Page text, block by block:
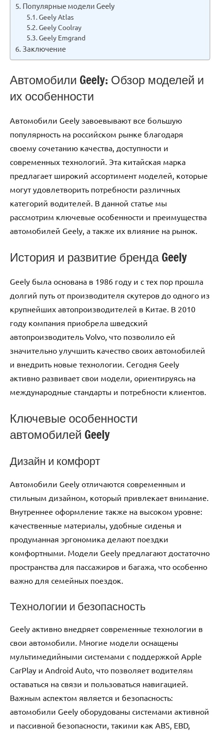
Популярные модели Geely
Geely Atlas
Geely Coolray
Geely Emgrand
Заключение
Автомобили Geely: Обзор моделей и
их особенности
Автомобили Geely завоевывают все большую
популярность на российском рынке благодаря
своему сочетанию качества, доступности и
современных технологий. Эта китайская марка
предлагает широкий ассортимент моделей, которые
могут удовлетворить потребности различных
категорий водителей. В данной статье мы
рассмотрим ключевые особенности и преимущества
автомобилей Geely, а также их влияние на рынок.
История и развитие бренда Geely
Geely была основана в 1986 году и с тех пор прошла
долгий путь от производителя скутеров до одного из
крупнейших автопроизводителей в Китае. В 2010
году компания приобрела шведский
автопроизводитель Volvo, что позволило ей
значительно улучшить качество своих автомобилей
и внедрить новые технологии. Сегодня Geely
активно развивает свои модели, ориентируясь на
международные стандарты и потребности клиентов.
Ключевые особенности
автомобилей Geely
Дизайн и комфорт
Автомобили Geely отличаются современным и
стильным дизайном, который привлекает внимание.
Внутреннее оформление также на высоком уровне:
качественные материалы, удобные сиденья и
продуманная эргономика делают поездки
комфортными. Модели Geely предлагают достаточно
пространства для пассажиров и багажа, что особенно
важно для семейных поездок.
Технологии и безопасность
Geely активно внедряет современные технологии в
свои автомобили. Многие модели оснащены
мультимедийными системами с поддержкой Apple
CarPlay и Android Auto, что позволяет водителям
оставаться на связи и пользоваться навигацией.
Важным аспектом является и безопасность:
автомобили Geely оборудованы системами активной
и пассивной безопасности, такими как ABS, EBD,